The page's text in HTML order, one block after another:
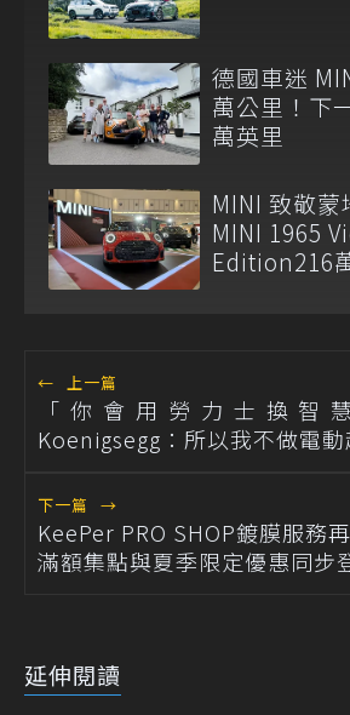
德國車迷
萬公里！下
萬英里
MINI 致敬蒙
MINI 1965
Edition216
← 上一篇
「你會用勞力士換智
Koenigsegg：所以我不做電
下一篇 →
KeePer PRO SHOP鍍膜服務
滿額集點與夏季限定優惠同步
延伸閱讀